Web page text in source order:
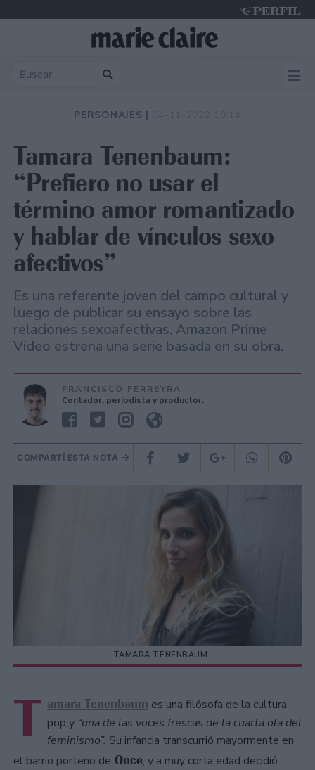
PERSONAJES |
Tamara Tenenbaum:
“Prefiero no usar el
término amor romantizado
y hablar de vínculos sexo
afectivos”
Es una referente joven del campo cultural y
luego de publicar su ensayo sobre las
relaciones sexoafectivas, Amazon Prime
Video estrena una serie basada en su obra.
FRANCISCO FERREYRA
Contador, periodista y productor.
COMPARTÍ ESTA NOTA
TAMARA TENENBAUM
T amara Tenenbaum es una filósofa de la cultura
pop y “una de las voces frescas de la cuarta ola del
feminismo”. Su infancia transcurrió mayormente en
el barrio porteño de Once, y a muy corta edad decidió